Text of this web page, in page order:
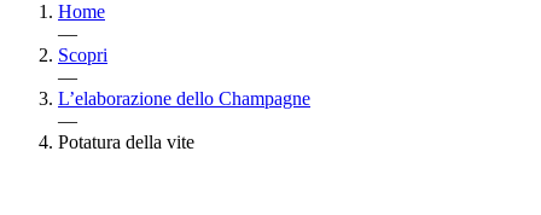
Home
—
Scopri
—
L’elaborazione dello Champagne
—
Potatura della vite